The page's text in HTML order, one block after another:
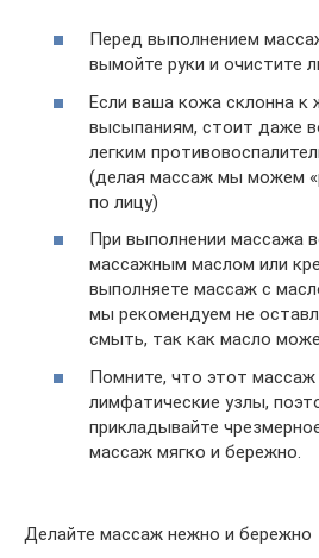
Перед выполнением
вымойте руки и очистите
Если ваша кожа склонна к
высыпаниям, стоит даже
легким
(делая массаж мы можем
по лицу)
При выполнении массажа
массажным маслом или
выполняете массаж с
мы рекомендуем не
смыть, так как масло
Помните, что этот
лимфатические узлы,
прикладывайте
массаж мягко и бережно.
Делайте массаж нежно и бережно